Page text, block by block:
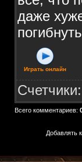
даже
Играть онлайн
Счетчики
Всего комментариев:
Добавлять